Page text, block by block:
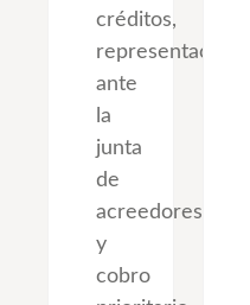
créditos,
representación
ante
la
junta
de
acreedores
y
cobro